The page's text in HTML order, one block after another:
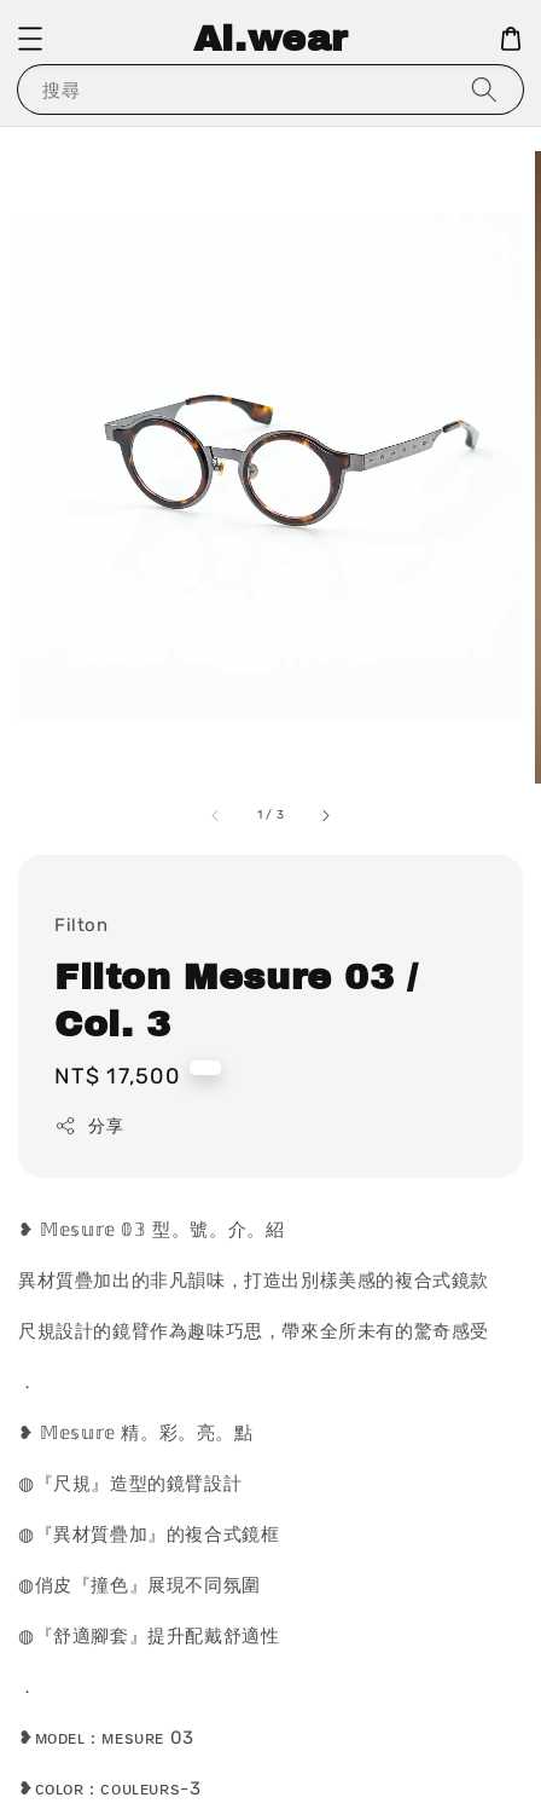
Ai.wear
搜尋
1 / 3
Filton
Filton Mesure 03 /
Col. 3
Regular
NT$ 17,500
分享
❥ 𝕄𝕖𝕤𝕦𝕣𝕖 𝟘𝟛 型。號。介。紹
異材質疊加出的非凡韻味，打造出別樣美感的複合式鏡款
尺規設計的鏡臂作為趣味巧思，帶來全所未有的驚奇感受
．
❥ 𝕄𝕖𝕤𝕦𝕣𝕖 精。彩。亮。點
◍『尺規』造型的鏡臂設計
◍『異材質疊加』的複合式鏡框
◍俏皮『撞色』展現不同氛圍
◍『舒適腳套』提升配戴舒適性
．
❥ᴍᴏᴅᴇʟ : ᴍᴇsᴜʀᴇ 03
❥ᴄᴏʟᴏʀ : ᴄᴏᴜʟᴇᴜʀs-3